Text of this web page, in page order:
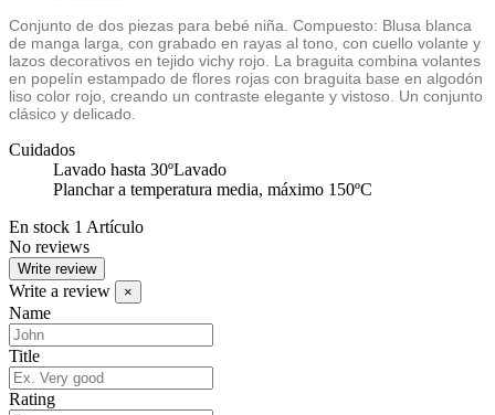
Conjunto de dos piezas para bebé niña. Compuesto: Blusa blanca
de manga larga, con grabado en rayas al tono, con cuello volante y
lazos decorativos en tejido vichy rojo. La braguita combina volantes
en popelín estampado de flores rojas con braguita base en algodón
liso color rojo, creando un contraste elegante y vistoso. Un conjunto
clásico y delicado.
Cuidados
Lavado hasta 30ºLavado
Planchar a temperatura media, máximo 150ºC
En stock 1 Artículo
No reviews
Write review
Write a review ×
Name
Title
Rating